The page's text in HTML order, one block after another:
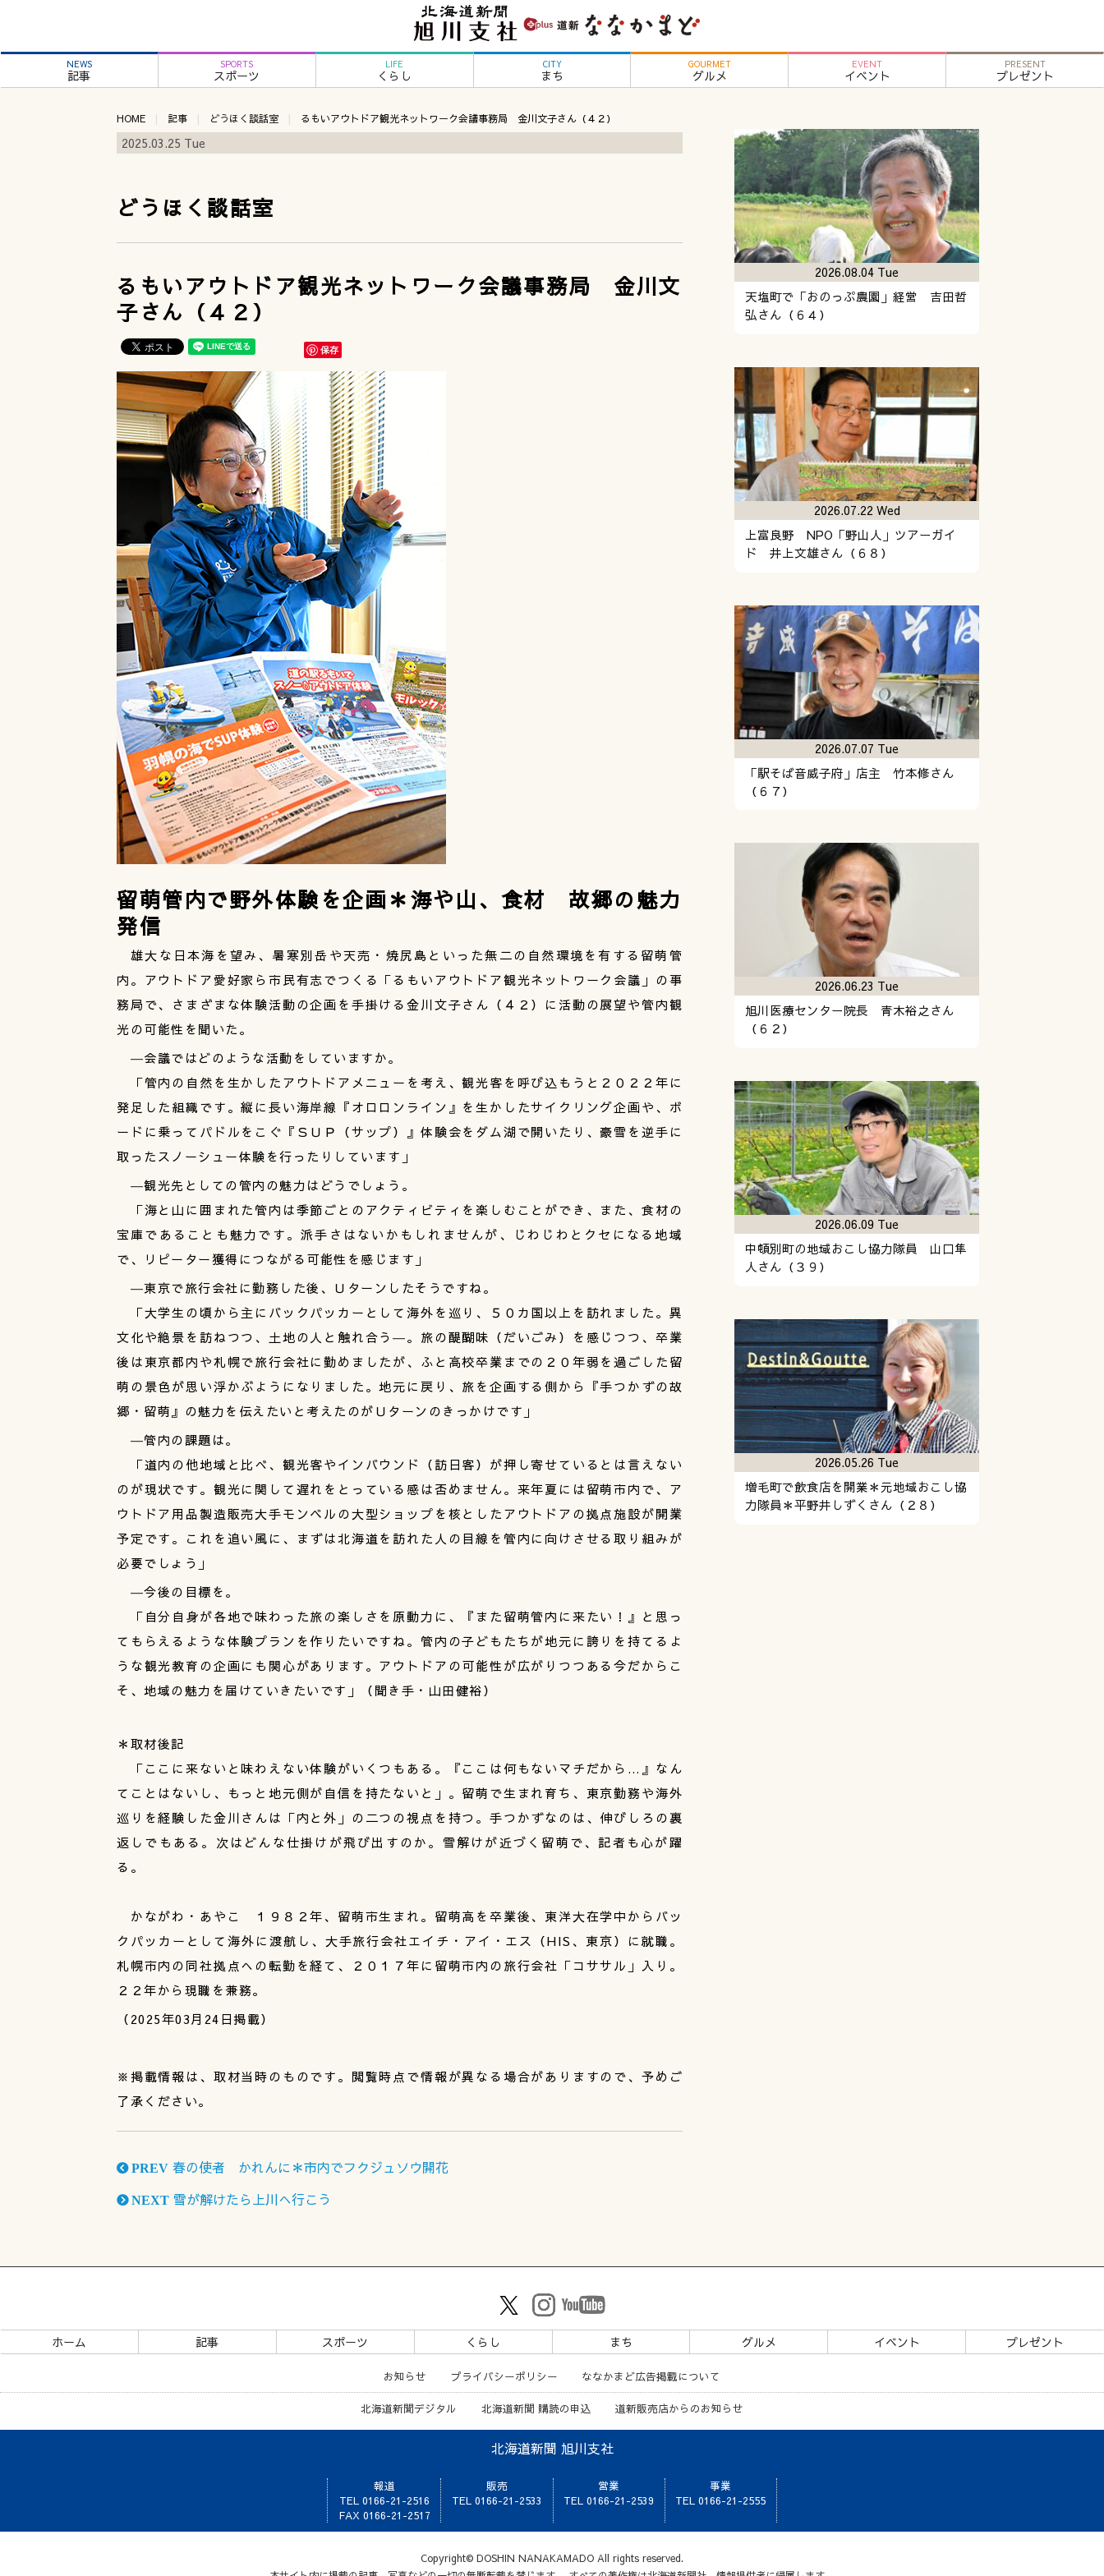
NEWS
記事
SPORTS
スポーツ
LIFE
くらし
CITY
まち
GOURMET
グルメ
EVENT
イベント
PRESENT
プレゼント
HOME 記事 どうほく談話室 るもいアウトドア観光ネットワーク会議事務局 金川文子さん（４２）
2025.03.25 Tue
どうほく談話室
るもいアウトドア観光ネットワーク会議事務局 金川文
子さん（４２）
保存
留萌管内で野外体験を企画＊海や山、食材 故郷の魅力
発信
雄大な日本海を望み、暑寒別岳や天売・焼尻島といった無二の自然環境を有する留萌管
内。アウトドア愛好家ら市民有志でつくる「るもいアウトドア観光ネットワーク会議」の事
務局で、さまざまな体験活動の企画を手掛ける金川文子さん（４２）に活動の展望や管内観
光の可能性を聞いた。
―会議ではどのような活動をしていますか。
「管内の自然を生かしたアウトドアメニューを考え、観光客を呼び込もうと２０２２年に
発足した組織です。縦に長い海岸線『オロロンライン』を生かしたサイクリング企画や、ボ
ードに乗ってパドルをこぐ『ＳＵＰ（サップ）』体験会をダム湖で開いたり、豪雪を逆手に
取ったスノーシュー体験を行ったりしています」
―観光先としての管内の魅力はどうでしょう。
「海と山に囲まれた管内は季節ごとのアクティビティを楽しむことができ、また、食材の
宝庫であることも魅力です。派手さはないかもしれませんが、じわじわとクセになる地域
で、リピーター獲得につながる可能性を感じます」
―東京で旅行会社に勤務した後、Ｕターンしたそうですね。
「大学生の頃から主にバックパッカーとして海外を巡り、５０カ国以上を訪れました。異
文化や絶景を訪ねつつ、土地の人と触れ合う―。旅の醍醐味（だいごみ）を感じつつ、卒業
後は東京都内や札幌で旅行会社に勤めましたが、ふと高校卒業までの２０年弱を過ごした留
萌の景色が思い浮かぶようになりました。地元に戻り、旅を企画する側から『手つかずの故
郷・留萌』の魅力を伝えたいと考えたのがＵターンのきっかけです」
―管内の課題は。
「道内の他地域と比べ、観光客やインバウンド（訪日客）が押し寄せているとは言えない
のが現状です。観光に関して遅れをとっている感は否めません。来年夏には留萌市内で、ア
ウトドア用品製造販売大手モンベルの大型ショップを核としたアウトドアの拠点施設が開業
予定です。これを追い風に、まずは北海道を訪れた人の目線を管内に向けさせる取り組みが
必要でしょう」
―今後の目標を。
「自分自身が各地で味わった旅の楽しさを原動力に、『また留萌管内に来たい！』と思っ
てもらえるような体験プランを作りたいですね。管内の子どもたちが地元に誇りを持てるよ
うな観光教育の企画にも関心があります。アウトドアの可能性が広がりつつある今だからこ
そ、地域の魅力を届けていきたいです」（聞き手・山田健裕）
＊取材後記
「ここに来ないと味わえない体験がいくつもある。『ここは何もないマチだから…』なん
てことはないし、もっと地元側が自信を持たないと」。留萌で生まれ育ち、東京勤務や海外
巡りを経験した金川さんは「内と外」の二つの視点を持つ。手つかずなのは、伸びしろの裏
返しでもある。次はどんな仕掛けが飛び出すのか。雪解けが近づく留萌で、記者も心が躍
る。
かながわ・あやこ １９８２年、留萌市生まれ。留萌高を卒業後、東洋大在学中からバッ
クパッカーとして海外に渡航し、大手旅行会社エイチ・アイ・エス（HIS、東京）に就職。
札幌市内の同社拠点への転勤を経て、２０１７年に留萌市内の旅行会社「コササル」入り。
２２年から現職を兼務。
（2025年03月24日掲載）
※掲載情報は、取材当時のものです。閲覧時点で情報が異なる場合がありますので、予めご
了承ください。
PREV 春の使者 かれんに＊市内でフクジュソウ開花
NEXT 雪が解けたら上川へ行こう
天塩町で「おのっぷ農園」経営 吉田哲
弘さん（６４）
2026.08.04 Tue
上富良野 NPO「野山人」ツアーガイ
ド 井上文雄さん（６８）
2026.07.22 Wed
「駅そば音威子府」店主 竹本修さん
（６７）
2026.07.07 Tue
旭川医療センター院長 青木裕之さん
（６２）
2026.06.23 Tue
中頓別町の地域おこし協力隊員 山口隼
人さん（３９）
2026.06.09 Tue
増毛町で飲食店を開業＊元地域おこし協
力隊員＊平野井しずくさん（２８）
2026.05.26 Tue
ホーム 記事 スポーツ くらし まち グルメ イベント プレゼント
お知らせ プライバシーポリシー ななかまど広告掲載について
北海道新聞デジタル 北海道新聞 購読の申込 道新販売店からのお知らせ
北海道新聞 旭川支社
報道
TEL 0166-21-2516
FAX 0166-21-2517
販売
TEL 0166-21-2533
営業
TEL 0166-21-2539
事業
TEL 0166-21-2555
Copyright© DOSHIN NANAKAMADO All rights reserved.